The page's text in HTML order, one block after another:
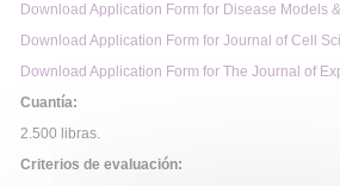
Download Application Form for Disease Models
Download Application Form for Journal of Cell
Download Application Form for The Journal of
Cuantía:
2.500 libras.
Criterios de evaluación: